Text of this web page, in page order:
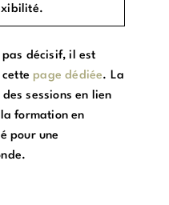
décisif, il est
cettepage dédiée. La
sessions en lien
formation en
pour une